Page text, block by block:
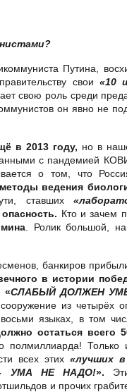
Путина,
свои «10
свою роль среди
он явно не
в 2013 году, но в
с пандемией
о том, что
ведения
ставших
Кто и зачем
. Ролик большой,
банкиров
в истории
«СЛАБЫЙ ДОЛЖЕН
из четырёх
языках, в том
остаться всего
полмиллиарда! Только
всех этих «лучших
УМА НЕ НАДО!».
и прочих